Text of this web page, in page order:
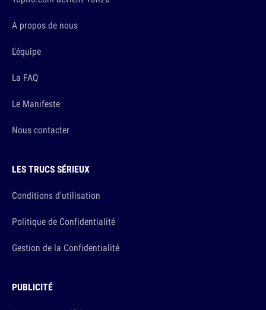
A propos de nous
L'équipe
La FAQ
Le Manifeste
Nous contacter
LES TRUCS SÉRIEUX
Conditions d'utilisation
Politique de Confidentialité
Gestion de la Confidentialité
PUBLICITÉ